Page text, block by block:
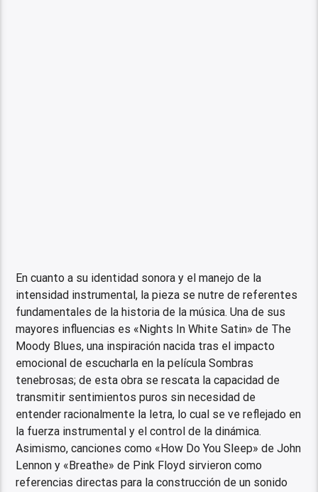
En cuanto a su identidad sonora y el manejo de la
intensidad instrumental, la pieza se nutre de referentes
fundamentales de la historia de la música. Una de sus
mayores influencias es «Nights In White Satin» de The
Moody Blues, una inspiración nacida tras el impacto
emocional de escucharla en la película Sombras
tenebrosas; de esta obra se rescata la capacidad de
transmitir sentimientos puros sin necesidad de
entender racionalmente la letra, lo cual se ve reflejado en
la fuerza instrumental y el control de la dinámica.
Asimismo, canciones como «How Do You Sleep» de John
Lennon y «Breathe» de Pink Floyd sirvieron como
referencias directas para la construcción de un sonido